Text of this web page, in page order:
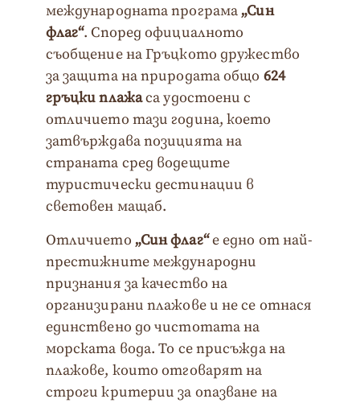
международната програма „Син
флаг“. Според официалното
съобщение на Гръцкото дружество
за защита на природата общо 624
гръцки плажаса удостоени с
отличието тази година, което
затвърждава позицията на
страната сред водещите
туристически дестинации в
световен мащаб.
Отличието „Син флаг“е едно от най-
престижните международни
признания за качество на
организирани плажове и не се отнася
единствено до чистотата на
морската вода. То се присъжда на
плажове, които отговарят на
строги критерии за опазване на